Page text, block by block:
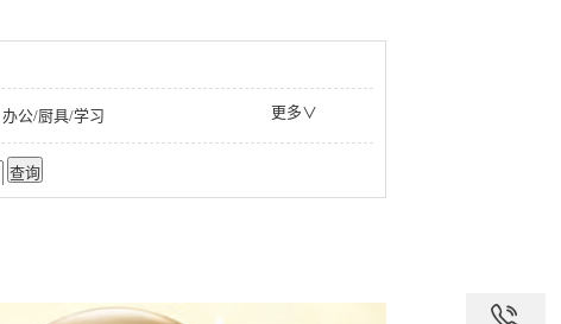
办公/厨具/学习
更多∨